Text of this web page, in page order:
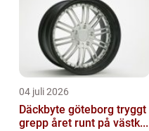
04 juli 2026
Däckbyte göteborg tryggt
grepp året runt på västk...